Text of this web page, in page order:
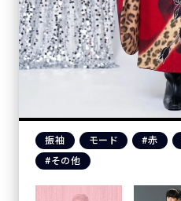
振袖 モード #赤
#その他